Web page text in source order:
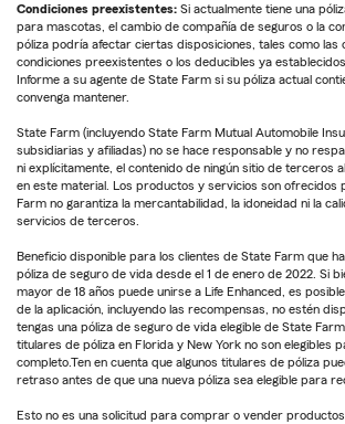
Condiciones preexistentes: Si actualmente tiene una
para mascotas, el cambio de compañía de seguros o la
póliza podría afectar ciertas disposiciones, tales como
condiciones preexistentes o los deducibles ya
Informe a su agente de State Farm si su póliza actual
convenga mantener.
State Farm (incluyendo State Farm Mutual Automobile
subsidiarias y afiliadas) no se hace responsable y no
ni explícitamente, el contenido de ningún sitio de terceros
en este material. Los productos y servicios son ofrecidos
Farm no garantiza la mercantabilidad, la idoneidad ni la
servicios de terceros.
Beneficio disponible para los clientes de State Farm que
póliza de seguro de vida desde el 1 de enero de 2022. Si
mayor de 18 años puede unirse a Life Enhanced, es
de la aplicación, incluyendo las recompensas, no estén
tengas una póliza de seguro de vida elegible de State
titulares de póliza en Florida y New York no son elegibles
completo.Ten en cuenta que algunos titulares de póliza
retraso antes de que una nueva póliza sea elegible para
Esto no es una solicitud para comprar o vender